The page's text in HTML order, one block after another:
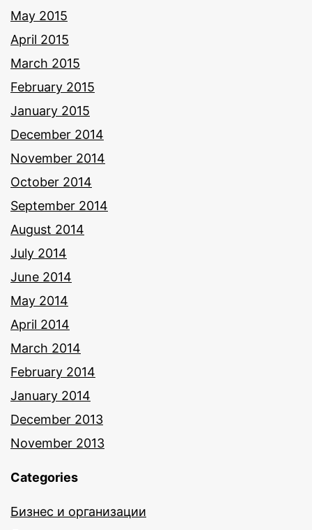
May 2015
April 2015
March 2015
February 2015
January 2015
December 2014
November 2014
October 2014
September 2014
August 2014
July 2014
June 2014
May 2014
April 2014
March 2014
February 2014
January 2014
December 2013
November 2013
Categories
Бизнес и организации